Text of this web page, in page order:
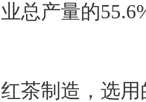
总产量的
制造，选用